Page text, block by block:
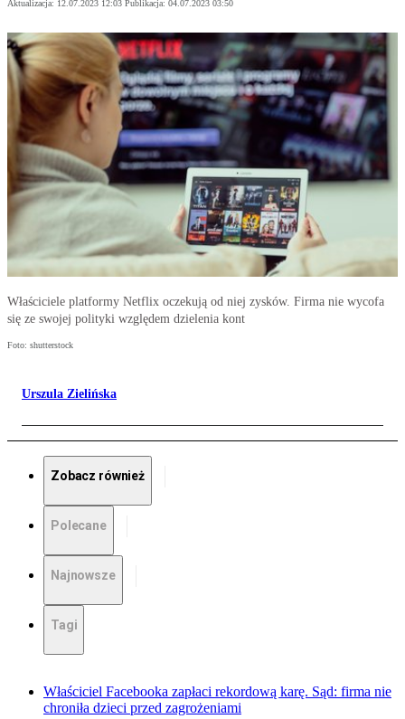
Aktualizacja: 12.07.2023 12:03 Publikacja: 04.07.2023 03:50
Właściciele platformy Netflix oczekują od niej zysków. Firma nie wycofa
się ze swojej polityki względem dzielenia kont
Foto: shutterstock
Urszula Zielińska
Zobacz również
Polecane
Najnowsze
Tagi
Właściciel Facebooka zapłaci rekordową karę. Sąd: firma nie
chroniła dzieci przed zagrożeniami